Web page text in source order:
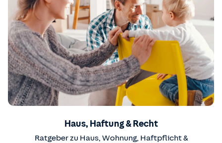
Haus, Haftung & Recht
Ratgeber zu Haus, Wohnung, Haftpflicht &